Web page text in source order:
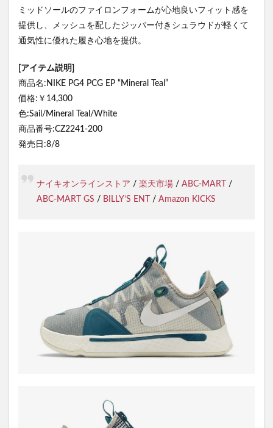
ミッドソールのファイロンフォームが心地良いフィット感を
提供し、メッシュを配したジッパー付きシュラウドが軽くて
通気性に優れた履き心地を提供。
[アイテム説明]
商品名:NIKE PG4 PCG EP “Mineral Teal”
価格:￥14,300
色:Sail/Mineral Teal/White
商品番号:CZ2241-200
発売日:8/8
ナイキオンラインストア / 楽天市場 / ABC-MART
/
ABC-MART GS / BILLY’S ENT / Amazon KICKS